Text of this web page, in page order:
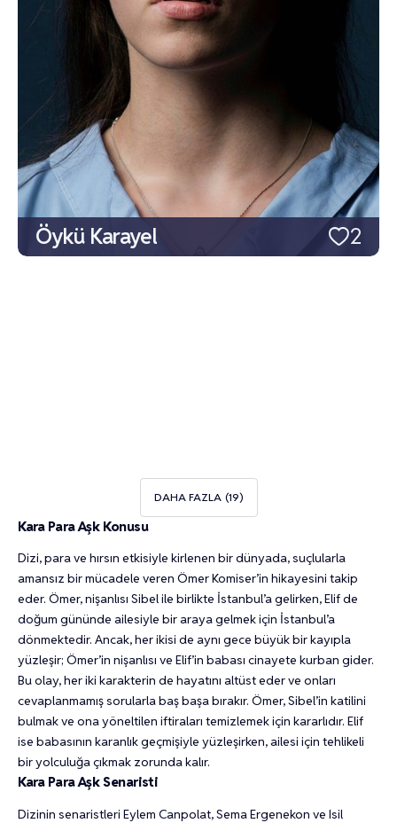
2
Öykü Karayel
2
Hazal Türesan
DAHA FAZLA
Kara Para Aşk Konusu
Dizi, para ve hırsın etkisiyle kirlenen bir dünyada, suçlularla
amansız bir mücadele veren Ömer Komiser’in hikayesini takip
eder. Ömer, nişanlısı Sibel ile birlikte İstanbul’a gelirken, Elif de
doğum gününde ailesiyle bir araya gelmek için İstanbul’a
dönmektedir. Ancak, her ikisi de aynı gece büyük bir kayıpla
yüzleşir; Ömer’in nişanlısı ve Elif’in babası cinayete kurban gider.
Bu olay, her iki karakterin de hayatını altüst eder ve onları
cevaplanmamış sorularla baş başa bırakır. Ömer, Sibel’in katilini
bulmak ve ona yöneltilen iftiraları temizlemek için kararlıdır. Elif
ise babasının karanlık geçmişiyle yüzleşirken, ailesi için tehlikeli
bir yolculuğa çıkmak zorunda kalır.
Kara Para Aşk Senaristi
Dizinin senaristleri Eylem Canpolat, Sema Ergenekon ve Isil